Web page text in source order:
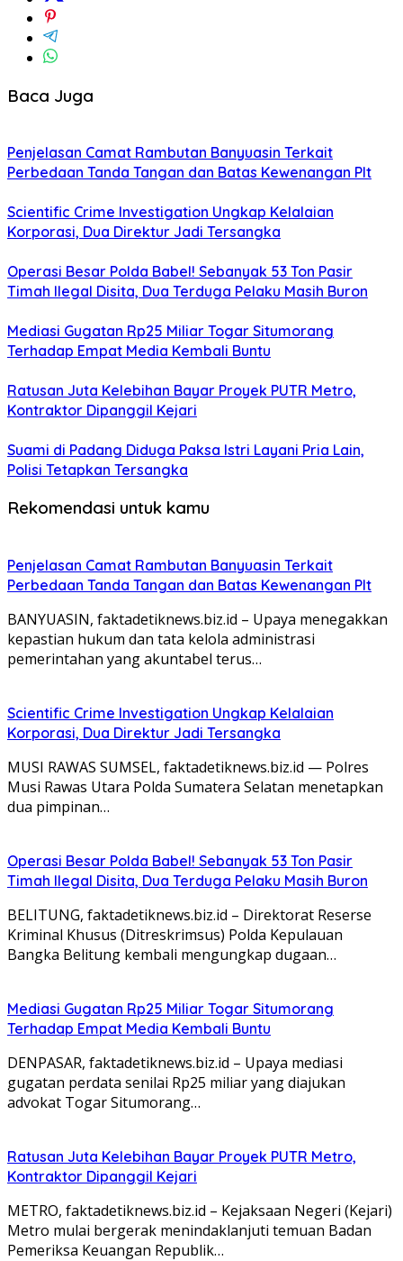
Baca Juga
Penjelasan Camat Rambutan Banyuasin Terkait
Perbedaan Tanda Tangan dan Batas Kewenangan Plt
Scientific Crime Investigation Ungkap Kelalaian
Korporasi, Dua Direktur Jadi Tersangka
Operasi Besar Polda Babel! Sebanyak 53 Ton Pasir
Timah Ilegal Disita, Dua Terduga Pelaku Masih Buron
Mediasi Gugatan Rp25 Miliar Togar Situmorang
Terhadap Empat Media Kembali Buntu
Ratusan Juta Kelebihan Bayar Proyek PUTR Metro,
Kontraktor Dipanggil Kejari
Suami di Padang Diduga Paksa Istri Layani Pria Lain,
Polisi Tetapkan Tersangka
Rekomendasi untuk kamu
Penjelasan Camat Rambutan Banyuasin Terkait
Perbedaan Tanda Tangan dan Batas Kewenangan Plt
BANYUASIN, faktadetiknews.biz.id – Upaya menegakkan
kepastian hukum dan tata kelola administrasi
pemerintahan yang akuntabel terus…
Scientific Crime Investigation Ungkap Kelalaian
Korporasi, Dua Direktur Jadi Tersangka
MUSI RAWAS SUMSEL, faktadetiknews.biz.id — Polres
Musi Rawas Utara Polda Sumatera Selatan menetapkan
dua pimpinan…
Operasi Besar Polda Babel! Sebanyak 53 Ton Pasir
Timah Ilegal Disita, Dua Terduga Pelaku Masih Buron
BELITUNG, faktadetiknews.biz.id – Direktorat Reserse
Kriminal Khusus (Ditreskrimsus) Polda Kepulauan
Bangka Belitung kembali mengungkap dugaan…
Mediasi Gugatan Rp25 Miliar Togar Situmorang
Terhadap Empat Media Kembali Buntu
DENPASAR, faktadetiknews.biz.id – Upaya mediasi
gugatan perdata senilai Rp25 miliar yang diajukan
advokat Togar Situmorang…
Ratusan Juta Kelebihan Bayar Proyek PUTR Metro,
Kontraktor Dipanggil Kejari
METRO, faktadetiknews.biz.id – Kejaksaan Negeri (Kejari)
Metro mulai bergerak menindaklanjuti temuan Badan
Pemeriksa Keuangan Republik…